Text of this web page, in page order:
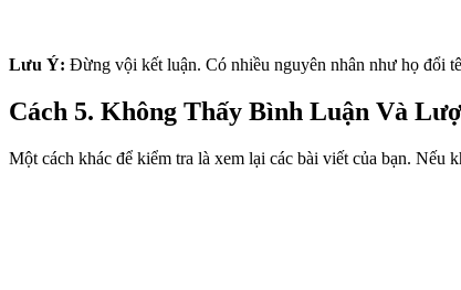
Lưu Ý: Đừng vội kết luận. Có nhiều nguyên nhân như họ đổi
Cách 5. Không Thấy Bình Luận Và
Một cách khác để kiểm tra là xem lại các bài viết của bạn. Nếu